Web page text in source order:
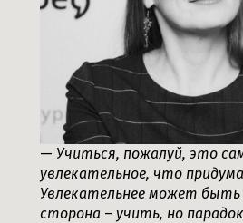
— Учиться, пожалуй, это
увлекательное, что
Увлекательнее может
сторона –​​​​​​​ учить, но